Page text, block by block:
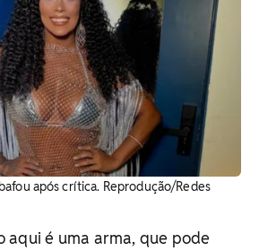
após crítica. Reprodução/Redes
aqui é uma arma, que pode